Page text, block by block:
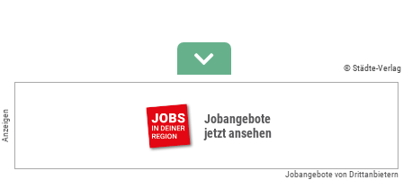
© Städte-Verlag
Anzeigen
Jobangebote
jetzt ansehen
Jobangebote von Drittanbietern